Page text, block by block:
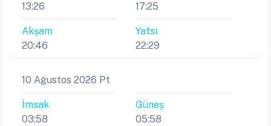
13:26
17:25
Akşam
20:46
Yatsı
22:29
10 Ağustos 2026 Pt
İmsak
03:58
Güneş
05:58